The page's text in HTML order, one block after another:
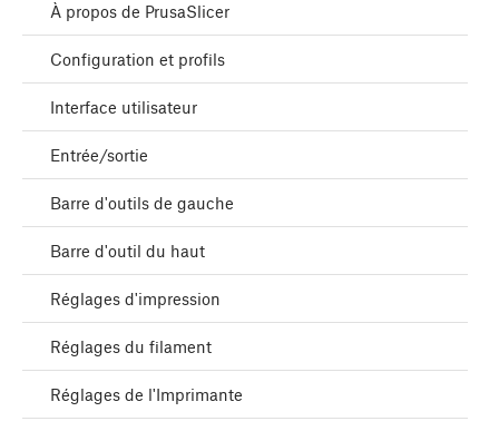
À propos de PrusaSlicer
Configuration et profils
Interface utilisateur
Entrée/sortie
Barre d'outils de gauche
Barre d'outil du haut
Réglages d'impression
Réglages du filament
Réglages de l'Imprimante